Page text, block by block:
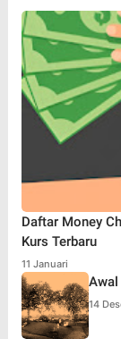
Daftar Money
Kurs Terbaru
11 Januari
Awal
14